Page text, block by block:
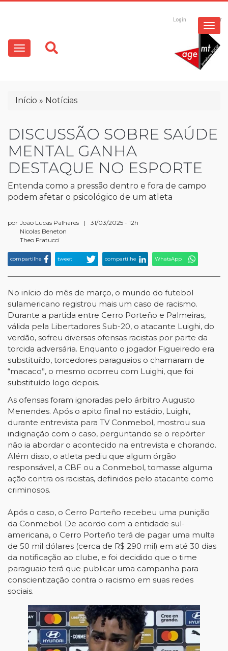
conteúdo
principal
Login Registrar
Main
navigation
Trilha
navegação
Início Notícias
DISCUSSÃO SOBRE SAÚDE
MENTAL GANHA
DESTAQUE NO ESPORTE
Entenda como a pressão dentro e fora de campo
podem afetar o psicológico de um atleta
por João Lucas Palhares
Nicolas Beneton
Theo Fratucci
| 31/03/2025 - 12h
compartilhe tweet compartilhe WhatsApp
No início do mês de março, o mundo do futebol
sulamericano registrou mais um caso de racismo.
Durante a partida entre Cerro Porteño e Palmeiras,
válida pela Libertadores Sub-20, o atacante Luighi, do
verdão, sofreu diversas ofensas racistas por parte da
torcida adversária. Enquanto o jogador Figueiredo era
substituído, torcedores paraguaios o chamaram de
“macaco”, o mesmo ocorreu com Luighi, que foi
substituído logo depois.
As ofensas foram ignoradas pelo árbitro Augusto
Menendes. Após o apito final no estádio, Luighi,
durante entrevista para TV Conmebol, mostrou sua
indignação com o caso, perguntando se o repórter
não ia abordar o acontecido na entrevista e chorando.
Além disso, o atleta pediu que algum órgão
responsável, a CBF ou a Conmebol, tomasse alguma
ação contra os racistas, definidos pelo atacante como
criminosos.
Após o caso, o Cerro Porteño recebeu uma punição
da Conmebol. De acordo com a entidade sul-
americana, o Cerro Porteño terá de pagar uma multa
de 50 mil dólares (cerca de R$ 290 mil) em até 30 dias
da notificação ao clube, e foi decidido que o time
paraguaio terá que publicar uma campanha para
conscientização contra o racismo em suas redes
sociais.